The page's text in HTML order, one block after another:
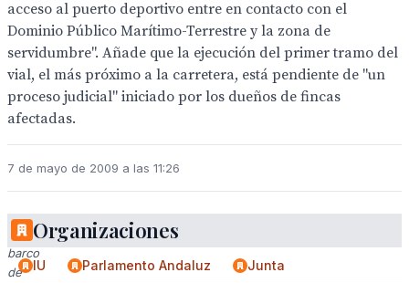
acceso al puerto deportivo entre en contacto con el
Dominio Público Marítimo-Terrestre y la zona de
servidumbre". Añade que la ejecución del primer tramo del
vial, el más próximo a la carretera, está pendiente de "un
proceso judicial" iniciado por los dueños de fincas
afectadas.
7 de mayo de 2009 a las 11:26
Un
barco
de
Organizaciones
IU Parlamento Andaluz Junta